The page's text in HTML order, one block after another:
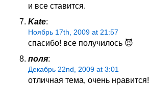
и все ставится.
Kate:
Ноябрь 17th, 2009 at 21:57
спасибо! все получилось 😈
поля:
Декабрь 22nd, 2009 at 3:01
отличная тема, очень нравится!